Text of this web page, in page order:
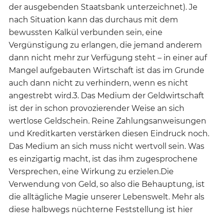
der ausgebenden Staatsbank unterzeichnet). Je
nach Situation kann das durchaus mit dem
bewussten Kalkül verbunden sein, eine
Vergünstigung zu erlangen, die jemand anderem
dann nicht mehr zur Verfügung steht – in einer auf
Mangel aufgebauten Wirtschaft ist das im Grunde
auch dann nicht zu verhindern, wenn es nicht
angestrebt wird.3. Das Medium der Geldwirtschaft
ist der in schon provozierender Weise an sich
wertlose Geldschein. Reine Zahlungsanweisungen
und Kreditkarten verstärken diesen Eindruck noch.
Das Medium an sich muss nicht wertvoll sein. Was
es einzigartig macht, ist das ihm zugesprochene
Versprechen, eine Wirkung zu erzielen.Die
Verwendung von Geld, so also die Behauptung, ist
die alltägliche Magie unserer Lebenswelt. Mehr als
diese halbwegs nüchterne Feststellung ist hier